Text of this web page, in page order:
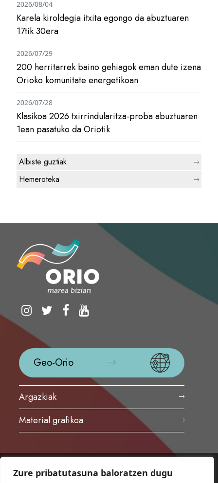
Zure pribatutasuna baloratzen dugu
Karela kiroldegia itxita egongo da abuztuaren
17tik 30era
2026/08/04
200 herritarrek baino gehiagok eman dute izena
Orioko komunitate energetikoan
2026/07/29
Klasikoa 2026 txirrindularitza-proba abuztuaren
1ean pasatuko da Oriotik
2026/07/28
Albiste guztiak
Hemeroteka
Geo-Orio
Argazkiak
Material grafikoa
ORIOKO UDALA